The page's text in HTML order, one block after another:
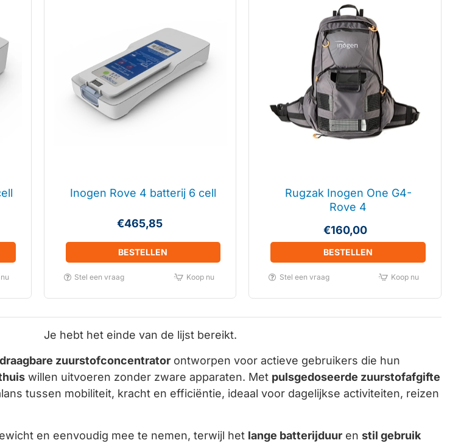
zuurstofconcentrator ontworpen voor actieve gebruikers die hun
willen uitvoeren zonder zware apparaten. Met pulsgedoseerde zuurstofafgifte
tussen mobiliteit, kracht en efficiëntie, ideaal voor dagelijkse activiteiten, reizen
en eenvoudig mee te nemen, terwijl het lange batterijduur en stil gebruik
Inogen Rove 4 batterij 6 cell
€465,85
BESTELLEN
Stel een vraag Koop nu
Rugzak Inogen One G4-
Rove 4
€160,00
BESTELLEN
Stel een vraag Koop nu
Je hebt het einde van de lijst bereikt.